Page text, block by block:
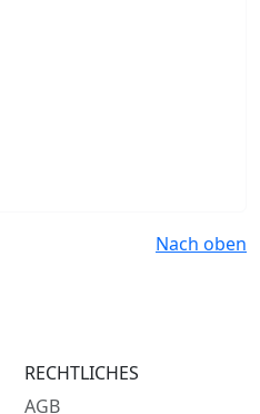
Nach oben
RECHTLICHES
AGB